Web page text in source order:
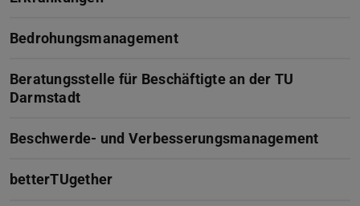
Bedrohungsmanagement
Beratungsstelle für Beschäftigte an der TU
Darmstadt
Beschwerde- und Verbesserungsmanagement
betterTUgether